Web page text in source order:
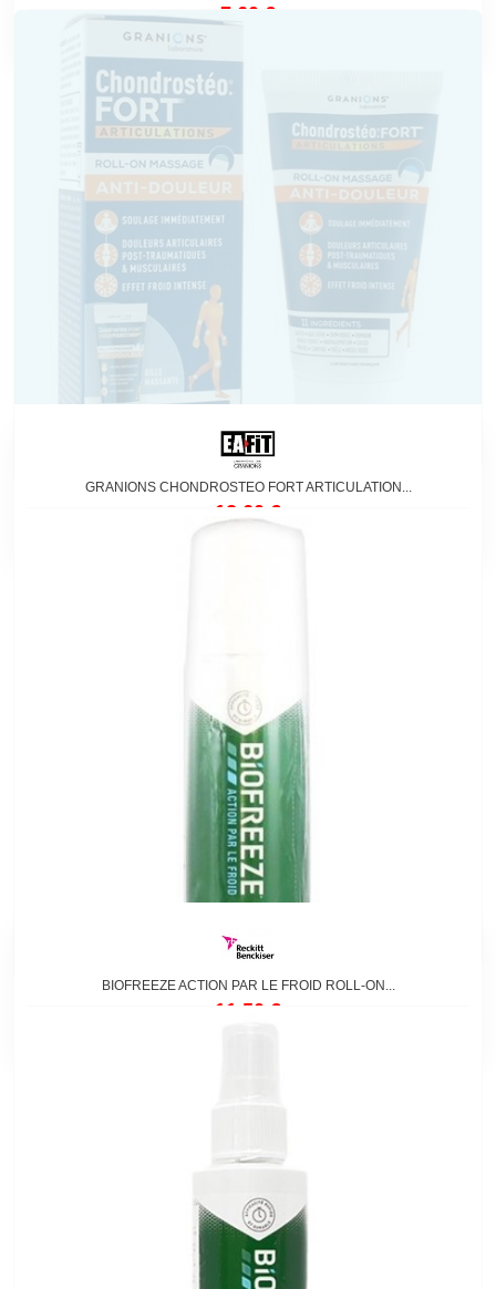
7,60 €
GRANIONS CHONDROSTEO FORT ARTICULATION...
12,60 €
BIOFREEZE ACTION PAR LE FROID ROLL-ON...
11,50 €